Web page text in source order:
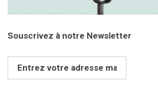
Souscrivez à notre Newsletter